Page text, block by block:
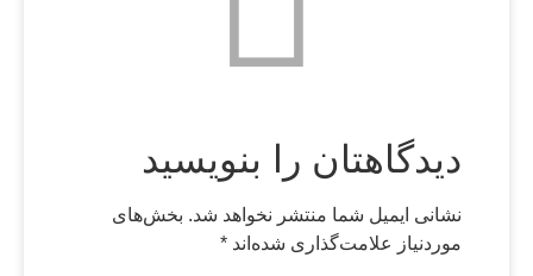
دیدگاهتان را بنویسید
نشانی ایمیل شما منتشر نخواهد شد. بخش‌های
موردنیاز علامت‌گذاری شده‌اند *